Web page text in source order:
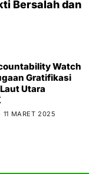
Bersalah dan
Watch
Gratifikasi
Utara
11 MARET 2025